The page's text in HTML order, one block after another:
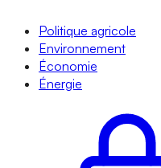
Politique agricole
Environnement
Économie
Énergie